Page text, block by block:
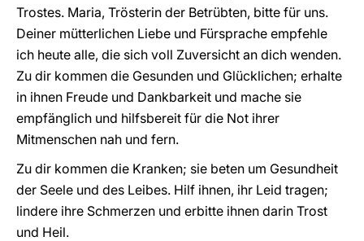
Trostes. Maria, Trösterin der Betrübten, bitte für uns.
Deiner mütterlichen Liebe und Fürsprache empfehle
ich heute alle, die sich voll Zuversicht an dich wenden.
Zu dir kommen die Gesunden und Glücklichen; erhalte
in ihnen Freude und Dankbarkeit und mache sie
empfänglich und hilfsbereit für die Not ihrer
Mitmenschen nah und fern.
Zu dir kommen die Kranken; sie beten um Gesundheit
der Seele und des Leibes. Hilf ihnen, ihr Leid tragen;
lindere ihre Schmerzen und erbitte ihnen darin Trost
und Heil.